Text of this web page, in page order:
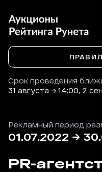
Срок проведения
31 августа → 14:00, 2
Рекламный период
01.07.2022 →
PR-